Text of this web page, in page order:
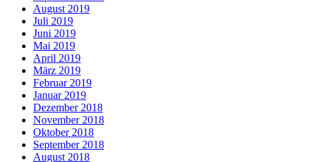
August 2019
Juli 2019
Juni 2019
Mai 2019
April 2019
März 2019
Februar 2019
Januar 2019
Dezember 2018
November 2018
Oktober 2018
September 2018
August 2018